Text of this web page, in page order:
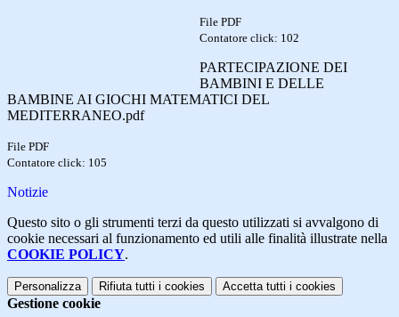
File PDF
Contatore click: 102
PARTECIPAZIONE DEI
BAMBINI E DELLE
BAMBINE AI GIOCHI MATEMATICI DEL
MEDITERRANEO.pdf
File PDF
Contatore click: 105
Notizie
Questo sito o gli strumenti terzi da questo utilizzati si avvalgono di
cookie necessari al funzionamento ed utili alle finalità illustrate nella
COOKIE POLICY.
Personalizza Rifiuta tutti i cookies Accetta tutti i cookies
Gestione cookie